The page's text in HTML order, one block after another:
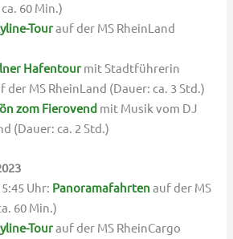
60 Min.)
Tourauf der MS RheinLand
Hafentourmit Stadtführerin
der MS RheinLand (Dauer: ca. 3 Std.)
zom Fierovend mit Musik vom DJ
(Dauer: ca. 2 Std.)
Uhr: Panoramafahrtenauf der MS
60 Min.)
Tourauf der MS RheinCargo